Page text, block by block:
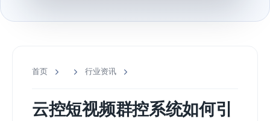
首页 行业资讯
云控短视频群控系统如何引